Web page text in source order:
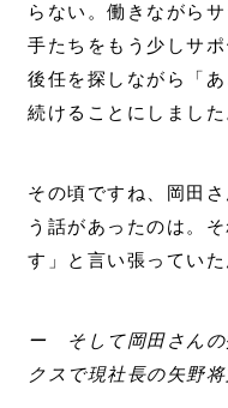
らない。働きながら
手たちをもう少しサ
後任を探しながら「
続けることにしました
その頃ですね、岡田
う話があったのは。
す」と言い張っていた
ー そして岡田さんの
クスで現社長の矢野